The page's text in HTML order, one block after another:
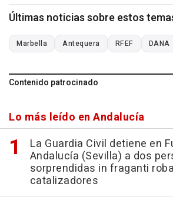
Últimas noticias sobre estos
Marbella Antequera RFEF DANA
Contenido patrocinado
Lo más leído en Andalucía
La Guardia Civil detiene en
Andalucía (Sevilla) a dos
sorprendidas in fraganti
catalizadores